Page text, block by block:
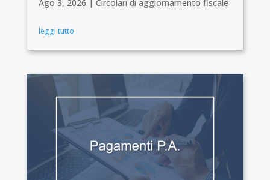
Ago 3, 2026 Circolari di aggiornamento fiscale
leggi tutto